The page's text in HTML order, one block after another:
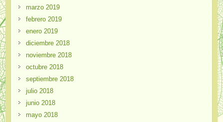
marzo 2019
febrero 2019
enero 2019
diciembre 2018
noviembre 2018
octubre 2018
septiembre 2018
julio 2018
junio 2018
mayo 2018